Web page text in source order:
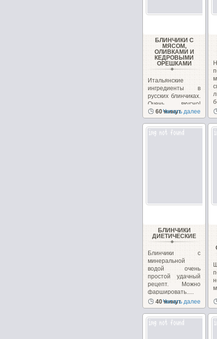
БЛИНЧИКИ С
МЯСОМ,
ОЛИВКАМИ И
КЕДРОВЫМИ
ОРЕШКАМИ
Итальянские
ингредиенты в
русских блинчиках.
Очень вкусно!
Необычно, на
сайте...
60 минут
Читать далее
БЛИНЧИКИ
ДИЕТИЧЕСКИЕ
Блинчики с
минеральной
водой очень
простой удачный
рецепт. Можно
фаршировать.....
40 минут
Читать далее